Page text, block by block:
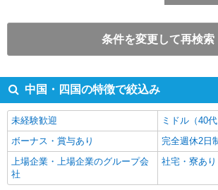
条件を変更して再検索
中国・四国の特徴で絞込み
未経験歓迎
ミドル（40
ボーナス・賞与あり
完全週休2日
上場企業・上場企業のグループ会
社
社宅・寮あり